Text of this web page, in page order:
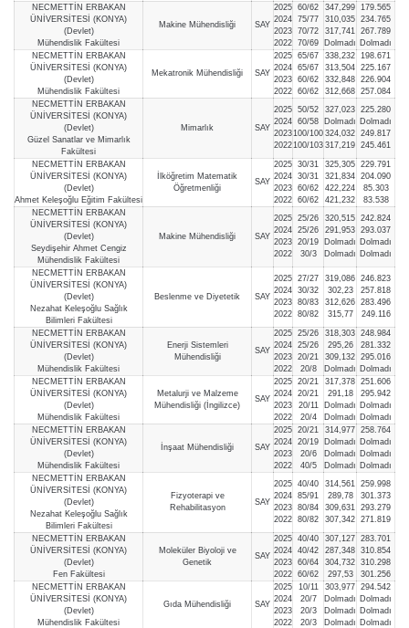
NECMETTİN ERBAKAN
ÜNİVERSİTESİ (KONYA)
(Devlet)
Mühendislik Fakültesi
Makine Mühendisliği SAY
2025
2024
2023
2022
60/62
75/77
70/72
70/69
347,299
310,035
317,741
Dolmadı
179.565
234.765
267.789
Dolmadı
NECMETTİN ERBAKAN
ÜNİVERSİTESİ (KONYA)
(Devlet)
Mühendislik Fakültesi
Mekatronik Mühendisliği SAY
2025
2024
2023
2022
65/67
65/67
60/62
60/62
338,232
313,504
332,848
312,668
198.671
225.167
226.904
257.084
NECMETTİN ERBAKAN
ÜNİVERSİTESİ (KONYA)
(Devlet)
Güzel Sanatlar ve Mimarlık
Fakültesi
Mimarlık SAY
2025
2024
2023
2022
50/52
60/58
100/100
100/103
327,023
Dolmadı
324,032
317,219
225.280
Dolmadı
249.817
245.461
NECMETTİN ERBAKAN
ÜNİVERSİTESİ (KONYA)
(Devlet)
Ahmet Keleşoğlu Eğitim Fakültesi
İlköğretim Matematik
Öğretmenliği
SAY
2025
2024
2023
2022
30/31
30/31
60/62
60/62
325,305
321,834
422,224
421,232
229.791
204.090
85.303
83.538
NECMETTİN ERBAKAN
ÜNİVERSİTESİ (KONYA)
(Devlet)
Seydişehir Ahmet Cengiz
Mühendislik Fakültesi
Makine Mühendisliği SAY
2025
2024
2023
2022
25/26
25/26
20/19
30/3
320,515
291,953
Dolmadı
Dolmadı
242.824
293.037
Dolmadı
Dolmadı
NECMETTİN ERBAKAN
ÜNİVERSİTESİ (KONYA)
(Devlet)
Nezahat Keleşoğlu Sağlık
Bilimleri Fakültesi
Beslenme ve Diyetetik SAY
2025
2024
2023
2022
27/27
30/32
80/83
80/82
319,086
302,23
312,626
315,77
246.823
257.818
283.496
249.116
NECMETTİN ERBAKAN
ÜNİVERSİTESİ (KONYA)
(Devlet)
Mühendislik Fakültesi
Enerji Sistemleri
Mühendisliği
SAY
2025
2024
2023
2022
25/26
25/26
20/21
20/8
318,303
295,26
309,132
Dolmadı
248.984
281.332
295.016
Dolmadı
NECMETTİN ERBAKAN
ÜNİVERSİTESİ (KONYA)
(Devlet)
Mühendislik Fakültesi
Metalurji ve Malzeme
Mühendisliği (İngilizce)
SAY
2025
2024
2023
2022
20/21
20/21
20/11
20/4
317,378
291,18
Dolmadı
Dolmadı
251.606
295.942
Dolmadı
Dolmadı
NECMETTİN ERBAKAN
ÜNİVERSİTESİ (KONYA)
(Devlet)
Mühendislik Fakültesi
İnşaat Mühendisliği SAY
2025
2024
2023
2022
20/21
20/19
20/6
40/5
314,977
Dolmadı
Dolmadı
Dolmadı
258.764
Dolmadı
Dolmadı
Dolmadı
NECMETTİN ERBAKAN
ÜNİVERSİTESİ (KONYA)
(Devlet)
Nezahat Keleşoğlu Sağlık
Bilimleri Fakültesi
Fizyoterapi ve
Rehabilitasyon
SAY
2025
2024
2023
2022
40/40
85/91
80/84
80/82
314,561
289,78
309,631
307,342
259.998
301.373
293.279
271.819
NECMETTİN ERBAKAN
ÜNİVERSİTESİ (KONYA)
(Devlet)
Fen Fakültesi
Moleküler Biyoloji ve
Genetik
SAY
2025
2024
2023
2022
40/40
40/42
60/64
60/62
307,127
287,348
304,732
297,53
283.701
310.854
310.298
301.256
NECMETTİN ERBAKAN
ÜNİVERSİTESİ (KONYA)
(Devlet)
Mühendislik Fakültesi
Gıda Mühendisliği SAY
2025
2024
2023
2022
10/11
20/7
20/3
20/3
303,977
Dolmadı
Dolmadı
Dolmadı
294.542
Dolmadı
Dolmadı
Dolmadı